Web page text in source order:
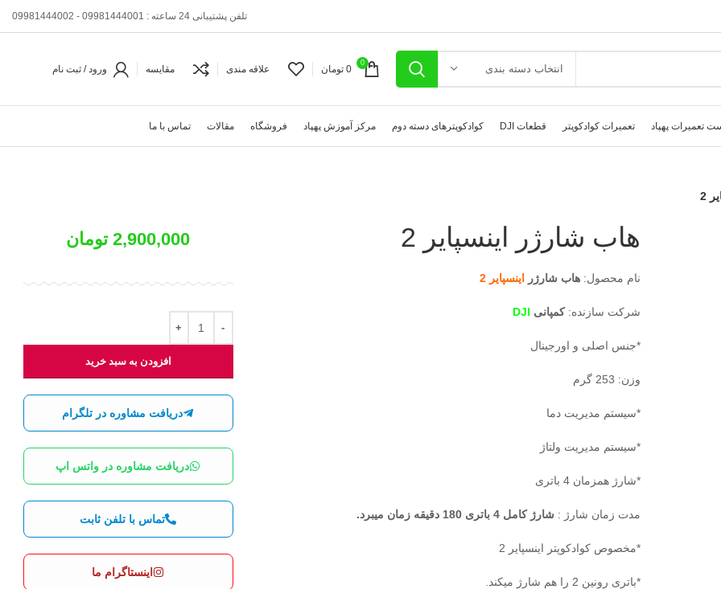
تلفن پشتیبانی 24 ساعته : 09981444001 - 09981444002
انتخاب دسته بندی 0
0 تومان علاقه مندی مقایسه ورود / ثبت نام
تعمیرات پهپاد تعمیرات کوادکوپتر قطعات DJI کوادکوپترهای دسته دوم مرکز آموزش پهپاد فروشگاه مقالات تماس با ما
2
هاب شارژر اینسپایر 2
نام محصول:هاب شارژر اینسپایر 2
شرکت سازنده:کمپانی DJI
*جنس اصلی و اورجینال
وزن: 253 گرم
*سیستم مدیریت دما
*سیستم مدیریت ولتاژ
*شارژ همزمان 4 باتری
مدت زمان شارژ : شارژ کامل 4 باتری 180 دقیقه زمان میبرد.
*مخصوص کوادکوپتر اینسپایر 2
*باتری رونین 2 را هم شارژ میکند.
2,900,000 تومان
افزودن به سبد خرید
دریافت مشاوره در تلگرام
دریافت مشاوره در واتس اپ
تماس با تلفن ثابت
اینستاگرام ما